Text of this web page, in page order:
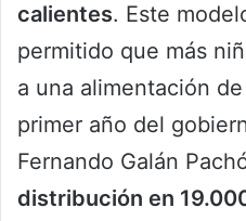
calientes. Este
permitido que más
a una alimentación
primer año del
Fernando Galán
distribución en